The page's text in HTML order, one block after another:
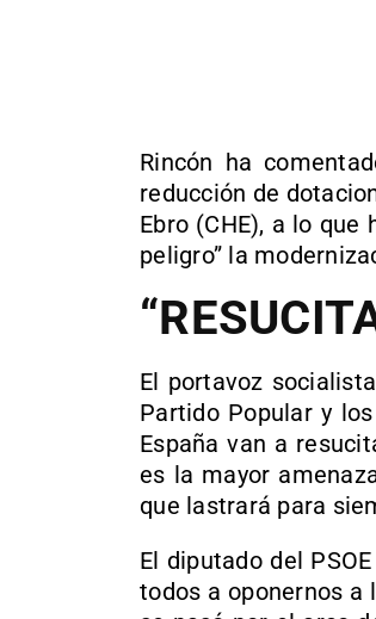
Rincón ha
reducción de
Ebro (CHE), a lo que
peligro” la
El portavoz
Partido Popular y
España van a
es la mayor
que lastrará para
El diputado del
todos a oponernos a